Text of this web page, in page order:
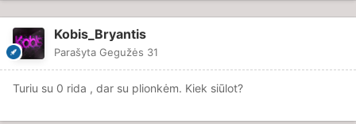
Kobis_Bryantis
Parašyta Gegužės 31
Turiu su 0 rida , dar su plionkėm. Kiek siūlot?